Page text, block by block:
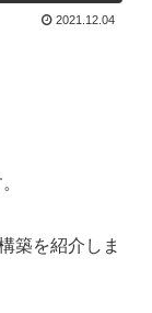
2021.12.04
築を紹介しま